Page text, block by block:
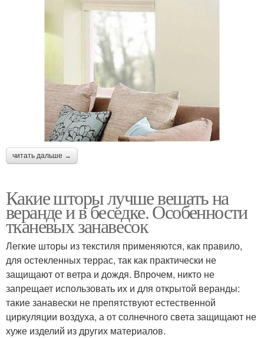
читать дальше →
Какие шторы лучше вешать на
веранде и в беседке. Особенности
тканевых занавесок
Легкие шторы из текстиля применяются, как правило,
для остекленных террас, так как практически не
защищают от ветра и дождя. Впрочем, никто не
запрещает использовать их и для открытой веранды:
такие занавески не препятствуют естественной
циркуляции воздуха, а от солнечного света защищают не
хуже изделий из других материалов.